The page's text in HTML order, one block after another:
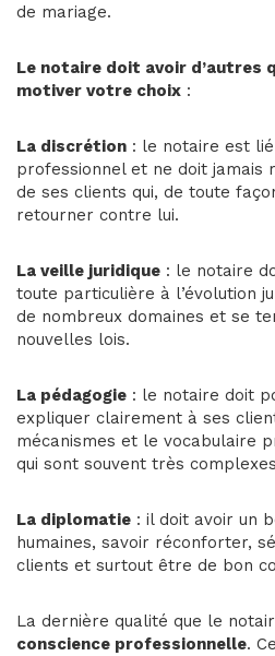
de mariage.
Le notaire doit avoir d’autres
motiver votre choix :
La discrétion : le notaire est
professionnel et ne doit jamais
de ses clients qui, de toute
retourner contre lui.
La veille juridique : le notaire
toute particulière à l’évolution
de nombreux domaines et se
nouvelles lois.
La pédagogie : le notaire doit
expliquer clairement à ses
mécanismes et le vocabulaire
qui sont souvent très
La diplomatie : il doit avoir un
humaines, savoir réconforter,
clients et surtout être de bon
La dernière qualité que le
conscience professionnelle.